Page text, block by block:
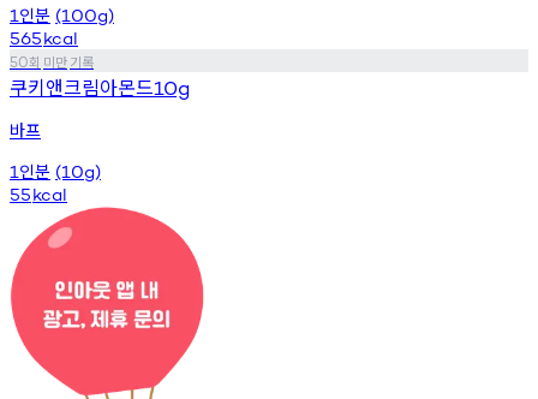
1 인분 (100g)
565kcal
50회 미만기록
쿠키앤크림아몬드10g
바프
1 인분 (10g)
55kcal